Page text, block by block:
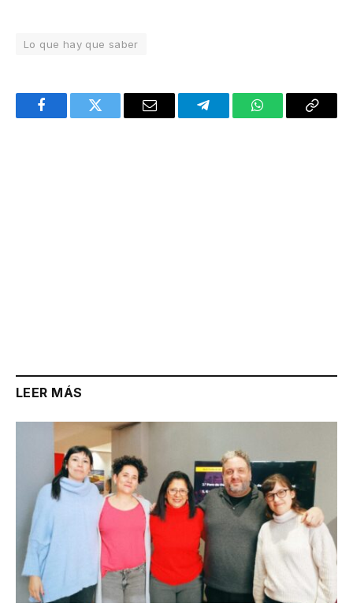
Lo que hay que saber
FacebookTwitter Email TelegramWhatsAppCopy
LEER MÁS